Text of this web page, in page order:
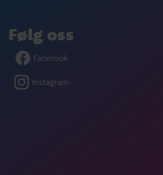
Følg oss
Facebook
Instagram